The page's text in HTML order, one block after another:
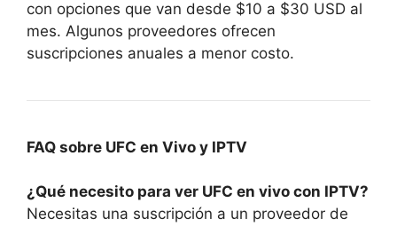
con opciones que van desde $10 a $30 USD al
mes. Algunos proveedores ofrecen
suscripciones anuales a menor costo.
FAQ sobre UFC en Vivo y IPTV
¿Qué necesito para ver UFC en vivo con IPTV?
Necesitas una suscripción a un proveedor de